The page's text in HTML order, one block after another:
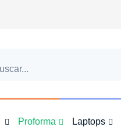
Proforma Laptops